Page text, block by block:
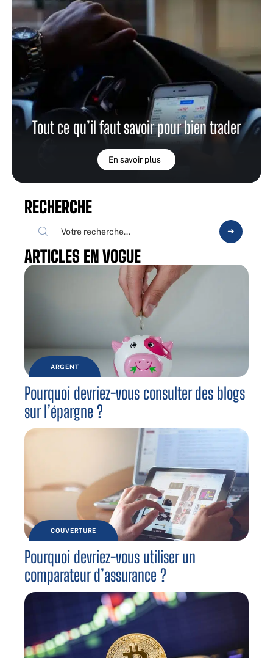
Tout ce qu’il faut savoir pour bien trader
En savoir plus
RECHERCHE
ARTICLES EN VOGUE
ARGENT
Pourquoi devriez-vous consulter des blogs
sur l’épargne ?
COUVERTURE
Pourquoi devriez-vous utiliser un
comparateur d’assurance ?